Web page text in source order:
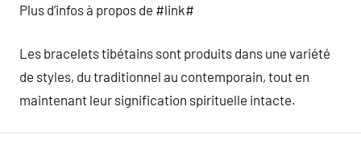
Plus d’infos à propos de #link#
Les bracelets tibétains sont produits dans une variété
de styles, du traditionnel au contemporain, tout en
maintenant leur signification spirituelle intacte.